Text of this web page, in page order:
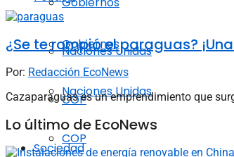
Naciones Unidas
COP
Sociedad
Gobiernos
Naciones Unidas
COP
¿Se te rompió el paraguas?
Por: Redacción EcoNews
Cazaparaguas es un emprendimiento que
Lo último de EcoNews